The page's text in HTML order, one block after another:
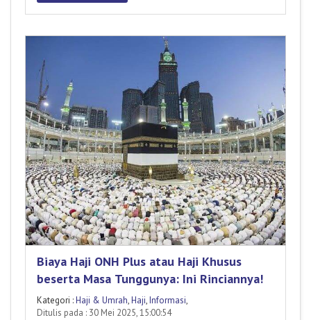
Biaya Haji ONH Plus atau Haji Khusus
beserta Masa Tunggunya: Ini Rinciannya!
Kategori :Haji & Umrah,Haji,Informasi,
Ditulis pada : 30 Mei 2025, 15:00:54